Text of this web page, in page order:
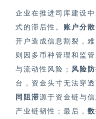
企业在推进司库建设
式的滞后性。 账户分
开户造成信息割裂，
则因多币种管理和监
与流动性风险； 风险
台， 资金头寸无法穿
同阻滞源于资金链与
产业链韧性；最后，